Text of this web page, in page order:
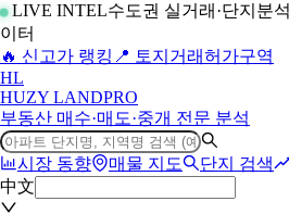
LIVE INTEL수도권 실거래·단지분
이터
🔥 신고가 랭킹 📍 토지거래허가구역
HL
HUZY LANDPRO
부동산 매수·매도·중개 전문 분석
시장 동향 매물 지도 단지 검색
中文